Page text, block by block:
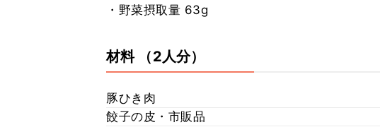
・野菜摂取量 63g
材料 （2人分）
豚ひき肉
餃子の皮・市販品